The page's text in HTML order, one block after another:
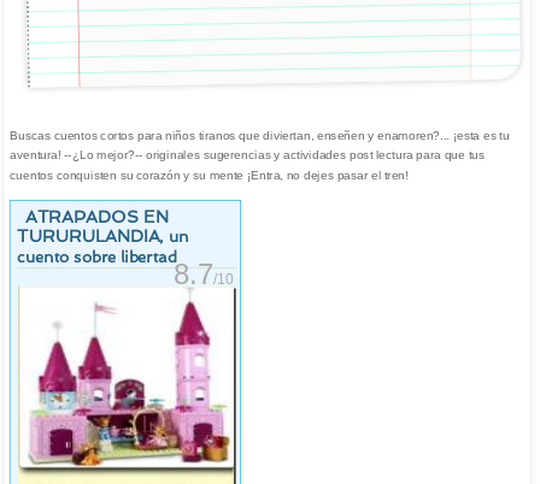
Buscas cuentos cortos para niños tiranos que diviertan, enseñen y enamoren?... ¡esta es tu
aventura! --¿Lo mejor?-- originales sugerencias y actividades post lectura para que tus
cuentos conquisten su corazón y su mente ¡Entra, no dejes pasar el tren!
ATRAPADOS EN
TURURULANDIA, un
cuento sobre libertad
8.7/10